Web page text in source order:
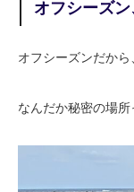
オフシーズ
オフシーズンだから
なんだか秘密の場所